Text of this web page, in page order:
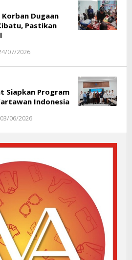
Dugaan
Pastikan
07/2026
Siapkan Program
Indonesia
03/06/2026
Garut